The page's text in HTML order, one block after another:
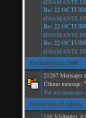
Re: 22
(DIAMANTE DE
Re: 22
(DIAMANTE DE
Re: 22
(DIAMANTE DE
Estadísticas SMF
21267 Mensajes
Último mensaje: "
Ver los mensajes
Usuarios en Línea
116 Visitantes, 0